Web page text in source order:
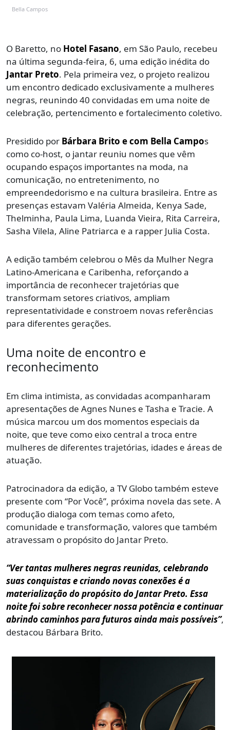
Bella Campos
O Baretto, no Hotel Fasano, em São Paulo, recebeu
na última segunda-feira, 6, uma edição inédita do
Jantar Preto. Pela primeira vez, o projeto realizou
um encontro dedicado exclusivamente a mulheres
negras, reunindo 40 convidadas em uma noite de
celebração, pertencimento e fortalecimento coletivo.
Presidido por Bárbara Brito e com Bella Campos
como co-host, o jantar reuniu nomes que vêm
ocupando espaços importantes na moda, na
comunicação, no entretenimento, no
empreendedorismo e na cultura brasileira. Entre as
presenças estavam Valéria Almeida, Kenya Sade,
Thelminha, Paula Lima, Luanda Vieira, Rita Carreira,
Sasha Vilela, Aline Patriarca e a rapper Julia Costa.
A edição também celebrou o Mês da Mulher Negra
Latino-Americana e Caribenha, reforçando a
importância de reconhecer trajetórias que
transformam setores criativos, ampliam
representatividade e constroem novas referências
para diferentes gerações.
Uma noite de encontro e
reconhecimento
Em clima intimista, as convidadas acompanharam
apresentações de Agnes Nunes e Tasha e Tracie. A
música marcou um dos momentos especiais da
noite, que teve como eixo central a troca entre
mulheres de diferentes trajetórias, idades e áreas de
atuação.
Patrocinadora da edição, a TV Globo também esteve
presente com “Por Você”, próxima novela das sete. A
produção dialoga com temas como afeto,
comunidade e transformação, valores que também
atravessam o propósito do Jantar Preto.
“Ver tantas mulheres negras reunidas, celebrando
suas conquistas e criando novas conexões é a
materialização do propósito do Jantar Preto. Essa
noite foi sobre reconhecer nossa potência e continuar
abrindo caminhos para futuros ainda mais possíveis”,
destacou Bárbara Brito.